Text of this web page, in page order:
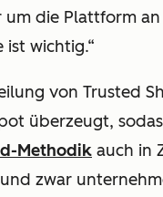
um die Plattform
ist wichtig.“
von Trusted
überzeugt,
Methodik auch in
und zwar